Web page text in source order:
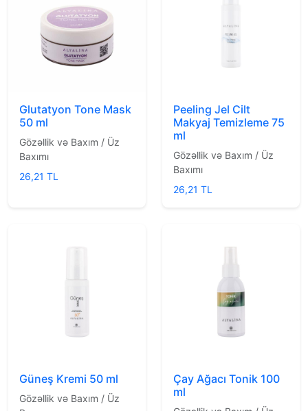
Glutatyon Tone Mask
50 ml
Gözəllik və Baxım / Üz
Baxımı
26,21 TL
Peeling Jel Cilt
Makyaj Temizleme 75
ml
Gözəllik və Baxım / Üz
Baxımı
26,21 TL
Güneş Kremi 50 ml
Gözəllik və Baxım / Üz
Çay Ağacı Tonik 100
ml